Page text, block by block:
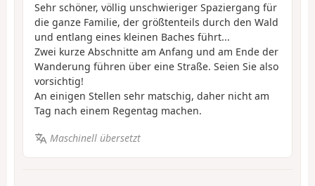
Sehr schöner, völlig unschwieriger Spaziergang für
die ganze Familie, der größtenteils durch den Wald
und entlang eines kleinen Baches führt...
Zwei kurze Abschnitte am Anfang und am Ende der
Wanderung führen über eine Straße. Seien Sie also
vorsichtig!
An einigen Stellen sehr matschig, daher nicht am
Tag nach einem Regentag machen.
Maschinell übersetzt